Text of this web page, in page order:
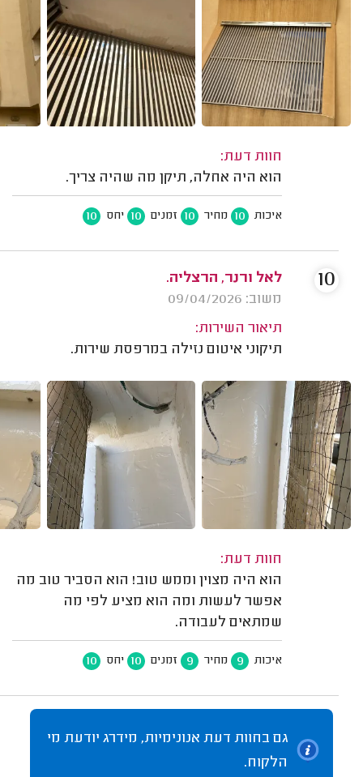
חוות דעת:
הוא היה אחלה, תיקן מה שהיה צריך.
איכות 10 מחיר 10 זמנים 10 יחס 10
לאל ורנר, הרצליה.
משוב: 09/04/2026
תיאור השירות:
תיקוני איטום נזילה במרפסת שירות.
חוות דעת:
הוא היה מצוין וממש טוב! הוא הסביר טוב מה
אפשר לעשות ומה הוא מציע לפי מה
שמתאים לעבודה.
איכות 9 מחיר 9 זמנים 10 יחס 10
10
גם בחוות דעת אנונימיות, מידרג יודעת מי
הלקוח.